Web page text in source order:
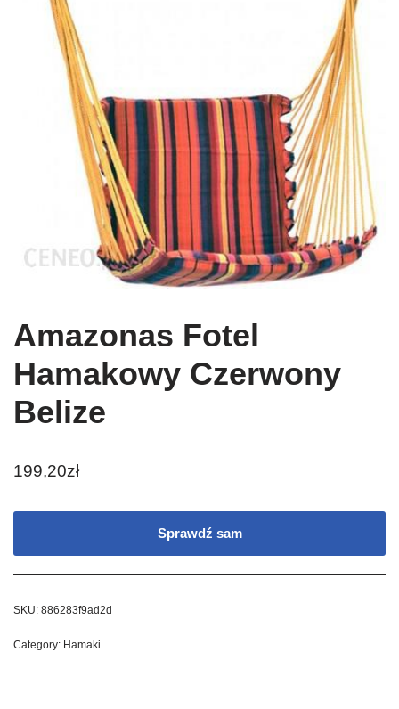
Amazonas Fotel
Hamakowy Czerwony
Belize
199,20zł
Sprawdź sam
SKU: 886283f9ad2d
Category: Hamaki